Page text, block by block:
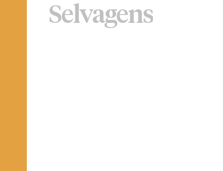
Selvagens